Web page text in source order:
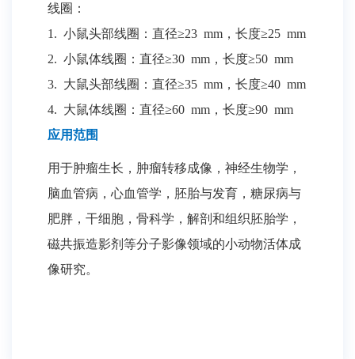
线圈：
1. 小鼠头部线圈：直径≥23 mm，长度≥25 mm
2. 小鼠体线圈：直径≥30 mm，长度≥50 mm
3. 大鼠头部线圈：直径≥35 mm，长度≥40 mm
4. 大鼠体线圈：直径≥60 mm，长度≥90 mm
应用范围
用于肿瘤生长，肿瘤转移成像，神经生物学，
脑血管病，心血管学，胚胎与发育，糖尿病与
肥胖，干细胞，骨科学，解剖和组织胚胎学，
磁共振造影剂等分子影像领域的小动物活体成
像研究。